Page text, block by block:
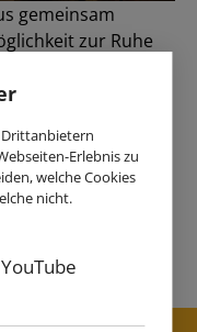
Erlebnis zu
welche Cookies
nicht.
YouTube
gemeinsam
zur Ruhe
Gott zu bringen